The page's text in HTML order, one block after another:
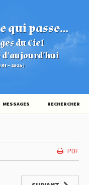
qui passe...
du Ciel
d'aujourd'hui
– 2026)
MESSAGES RECHERCHER
PDF